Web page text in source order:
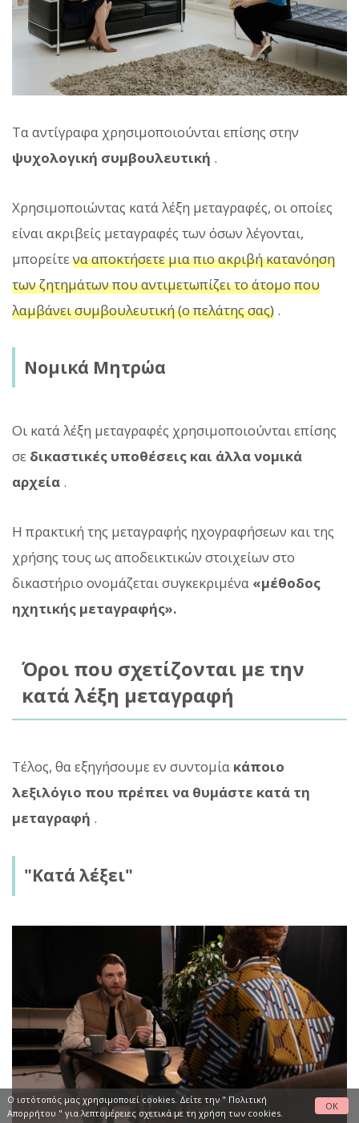
Τα αντίγραφα χρησιμοποιούνται επίσης στην
ψυχολογική συμβουλευτική .
Χρησιμοποιώντας κατά λέξη μεταγραφές, οι οποίες
είναι ακριβείς μεταγραφές των όσων λέγονται,
μπορείτενα αποκτήσετε μια πιο ακριβή κατανόηση
των ζητημάτων που αντιμετωπίζει το άτομο που
λαμβάνει συμβουλευτική (ο πελάτης σας) .
Νομικά Μητρώα
Οι κατά λέξη μεταγραφές χρησιμοποιούνται επίσης
σε δικαστικές υποθέσεις και άλλα νομικά
αρχεία .
Η πρακτική της μεταγραφής ηχογραφήσεων και της
χρήσης τους ως αποδεικτικών στοιχείων στο
δικαστήριο ονομάζεται συγκεκριμένα «μέθοδος
ηχητικής μεταγραφής».
Όροι που σχετίζονται με την
κατά λέξη μεταγραφή
Τέλος, θα εξηγήσουμε εν συντομία κάποιο
λεξιλόγιο που πρέπει να θυμάστε κατά τη
μεταγραφή .
"Κατά λέξει"
Ο ιστότοπός μας χρησιμοποιεί cookies. Δείτε την " Πολιτική
Απορρήτου " για λεπτομέρειες σχετικά με τη χρήση των cookies.
OK